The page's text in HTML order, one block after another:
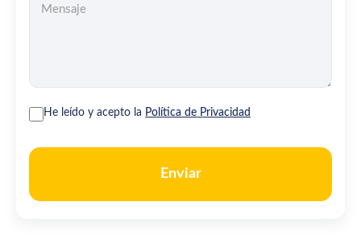
He leído y acepto la Política de Privacidad
Enviar